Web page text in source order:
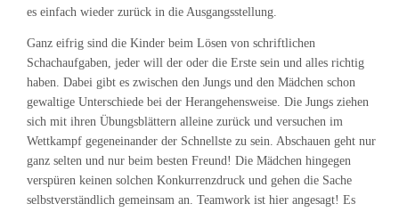
es einfach wieder zurück in die Ausgangsstellung.
Ganz eifrig sind die Kinder beim Lösen von schriftlichen
Schachaufgaben, jeder will der oder die Erste sein und alles richtig
haben. Dabei gibt es zwischen den Jungs und den Mädchen schon
gewaltige Unterschiede bei der Herangehensweise. Die Jungs ziehen
sich mit ihren Übungsblättern alleine zurück und versuchen im
Wettkampf gegeneinander der Schnellste zu sein. Abschauen geht nur
ganz selten und nur beim besten Freund! Die Mädchen hingegen
verspüren keinen solchen Konkurrenzdruck und gehen die Sache
selbstverständlich gemeinsam an. Teamwork ist hier angesagt! Es